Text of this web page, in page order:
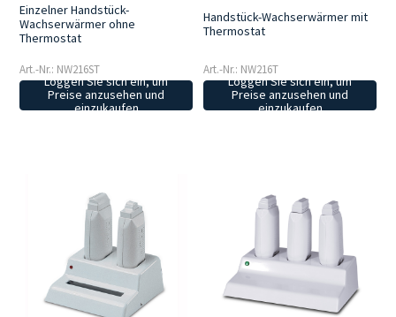
Einzelner Handstück-
Wachserwärmer ohne
Thermostat
Art.-Nr.: NW216ST
Loggen Sie sich ein, um
Preise anzusehen und
einzukaufen
Handstück-Wachserwärmer mit
Thermostat
Art.-Nr.: NW216T
Loggen Sie sich ein, um
Preise anzusehen und
einzukaufen